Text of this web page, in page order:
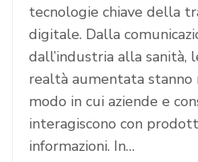
tecnologie chiave della
digitale. Dalla
dall’industria alla sanità,
realtà aumentata stanno
modo in cui aziende e
interagiscono con
informazioni. In…